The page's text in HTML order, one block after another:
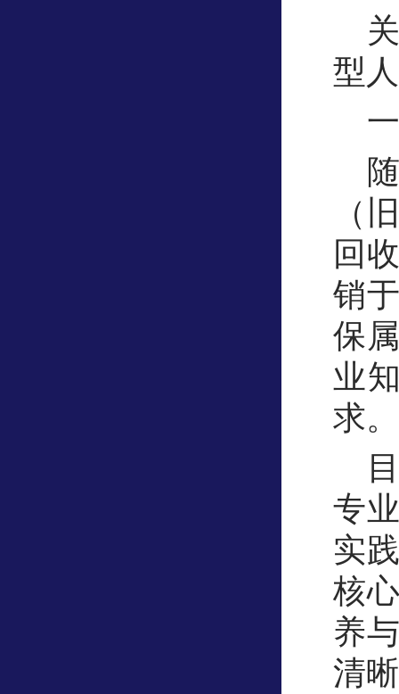
型
（
回
销
保
业
求。
专
实
核
养
清